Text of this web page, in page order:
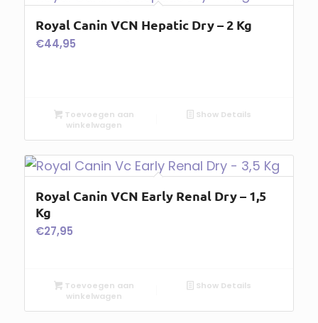
Royal Canin VCN Hepatic Dry – 2 Kg
€44,95
Toevoegen aan
winkelwagen
Show Details
Royal Canin VCN Early Renal Dry – 1,5
Kg
€27,95
Toevoegen aan
winkelwagen
Show Details